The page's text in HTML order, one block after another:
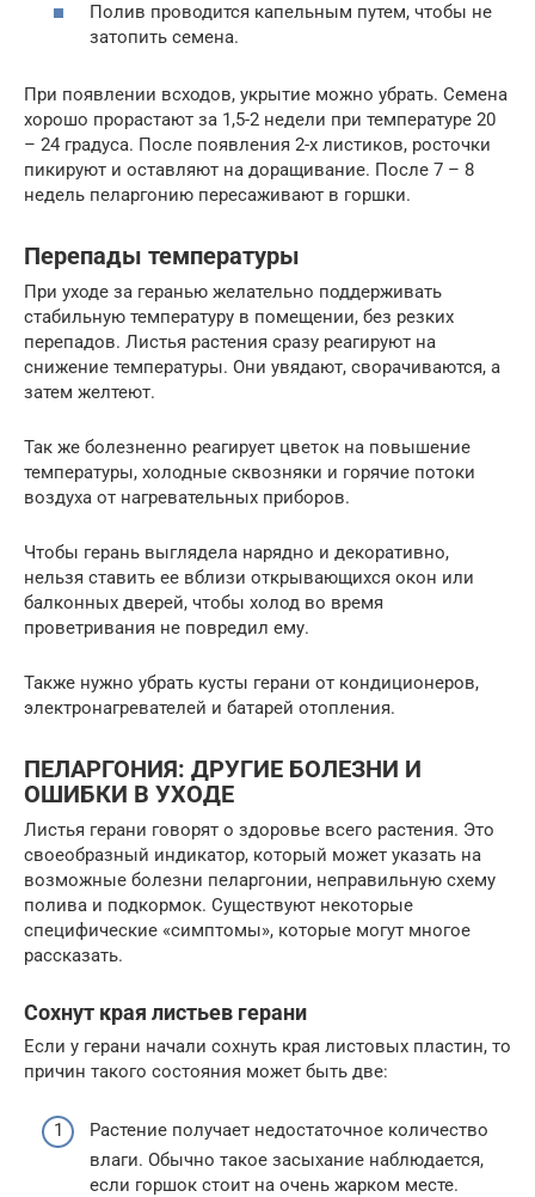
Полив проводится капельным путем, чтобы не
затопить семена.
При появлении всходов, укрытие можно убрать. Семена
хорошо прорастают за 1,5-2 недели при температуре 20
– 24 градуса. После появления 2-х листиков, росточки
пикируют и оставляют на доращивание. После 7 – 8
недель пеларгонию пересаживают в горшки.
Перепады температуры
При уходе за геранью желательно поддерживать
стабильную температуру в помещении, без резких
перепадов. Листья растения сразу реагируют на
снижение температуры. Они увядают, сворачиваются, а
затем желтеют.
Так же болезненно реагирует цветок на повышение
температуры, холодные сквозняки и горячие потоки
воздуха от нагревательных приборов.
Чтобы герань выглядела нарядно и декоративно,
нельзя ставить ее вблизи открывающихся окон или
балконных дверей, чтобы холод во время
проветривания не повредил ему.
Также нужно убрать кусты герани от кондиционеров,
электронагревателей и батарей отопления.
ПЕЛАРГОНИЯ: ДРУГИЕ БОЛЕЗНИ И
ОШИБКИ В УХОДЕ
Листья герани говорят о здоровье всего растения. Это
своеобразный индикатор, который может указать на
возможные болезни пеларгонии, неправильную схему
полива и подкормок. Существуют некоторые
специфические «симптомы», которые могут многое
рассказать.
Сохнут края листьев герани
Если у герани начали сохнуть края листовых пластин, то
причин такого состояния может быть две:
Растение получает недостаточное количество
влаги. Обычно такое засыхание наблюдается,
если горшок стоит на очень жарком месте.